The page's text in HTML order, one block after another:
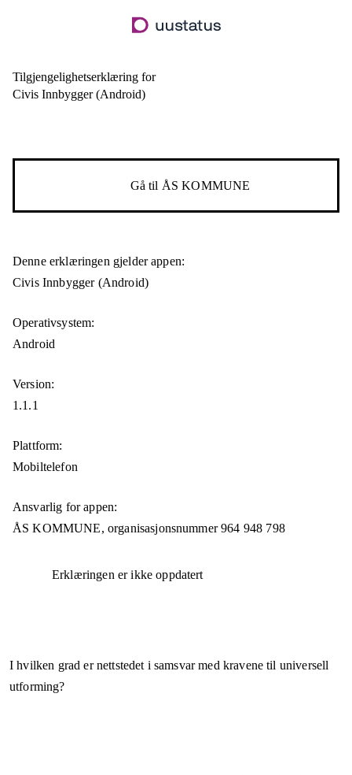
til
Tilgjengelighetserklæring for
Civis Innbygger (Android)
Gå til ÅS KOMMUNE
Denne erklæringen gjelder appen:
Civis Innbygger (Android)
Operativsystem:
Android
Version:
1.1.1
Plattform:
Mobiltelefon
Ansvarlig for appen:
ÅS KOMMUNE, organisasjonsnummer 964 948 798
Erklæringen er ikke oppdatert
I hvilken grad er nettstedet i samsvar med kravene til universell
utforming?